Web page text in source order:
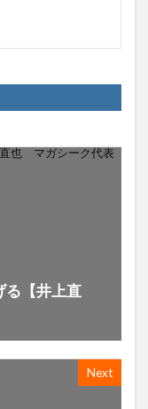
る【井上直
Next